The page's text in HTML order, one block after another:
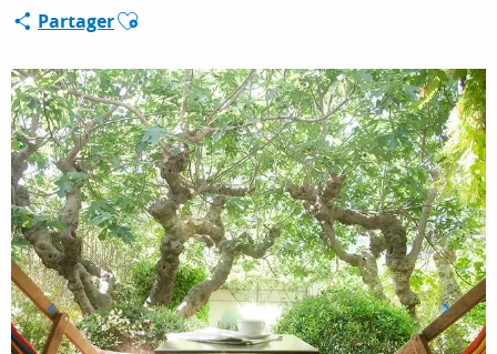
ESPACE PRO
PartagerAjouter aux favoris